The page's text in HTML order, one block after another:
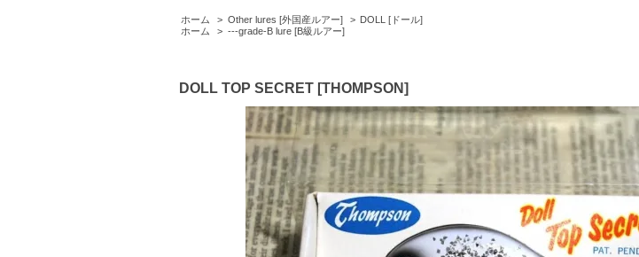
ホーム > Other lures [外国産ルアー] > DOLL [ドール]
ホーム
> ---grade-B lure [B級ルアー]
DOLL TOP SECRET [THOMPSON]